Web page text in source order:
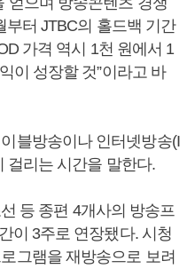
부터 JTBC의 홀드백 기간
가격 역시 1천 원에서 1
이 성장할 것”이라고 바
블방송이나 인터넷방송(I
걸리는 시간을 말한다.
등 종편 4개사의 방송프
이 3주로 연장됐다. 시청
그램을 재방송으로 보려